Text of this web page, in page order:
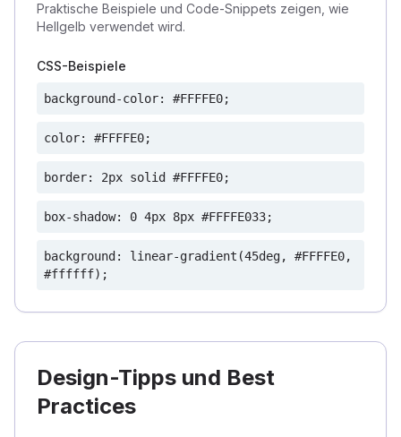
Praktische Beispiele und Code-Snippets zeigen, wie
Hellgelb verwendet wird.
CSS-Beispiele
background-color: #FFFFE0;
color: #FFFFE0;
border: 2px solid #FFFFE0;
box-shadow: 0 4px 8px #FFFFE033;
background: linear-gradient(45deg, #FFFFE0,
#ffffff);
Design-Tipps und Best
Practices